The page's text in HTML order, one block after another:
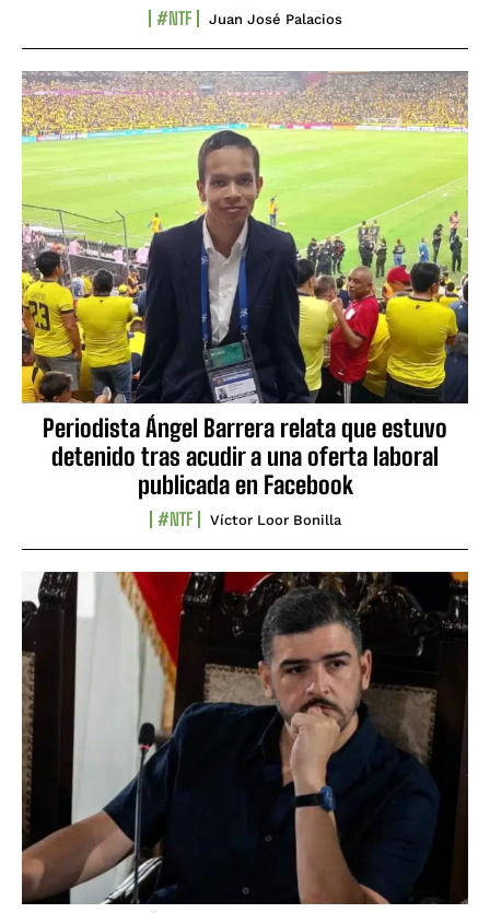
#NTF Juan José Palacios
Periodista Ángel Barrera relata que estuvo
detenido tras acudir a una oferta laboral
publicada en Facebook
#NTF Víctor Loor Bonilla